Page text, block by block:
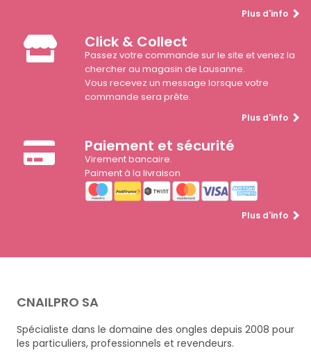
Plus d'info
Click & Collect
Passez votre commande sur le site et venez la
chercher au magasin de Lausanne.
Vous recevez un message lorsque votre
commande sera prête.
Plus d'info
Paiement et sécurité
Virement bancaire.
Paiment à la livraison
Plus d'info
CNAILPRO SA
Spécialiste dans le domaine des ongles depuis 2008 pour
les particuliers, professionnels et revendeurs.